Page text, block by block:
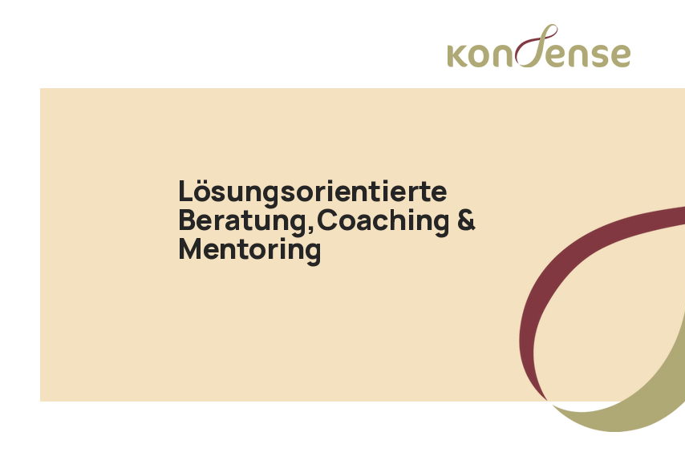
Lösungsorientierte
Beratung,Coaching &
Mentoring